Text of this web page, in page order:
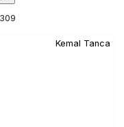
Kemal Tanca